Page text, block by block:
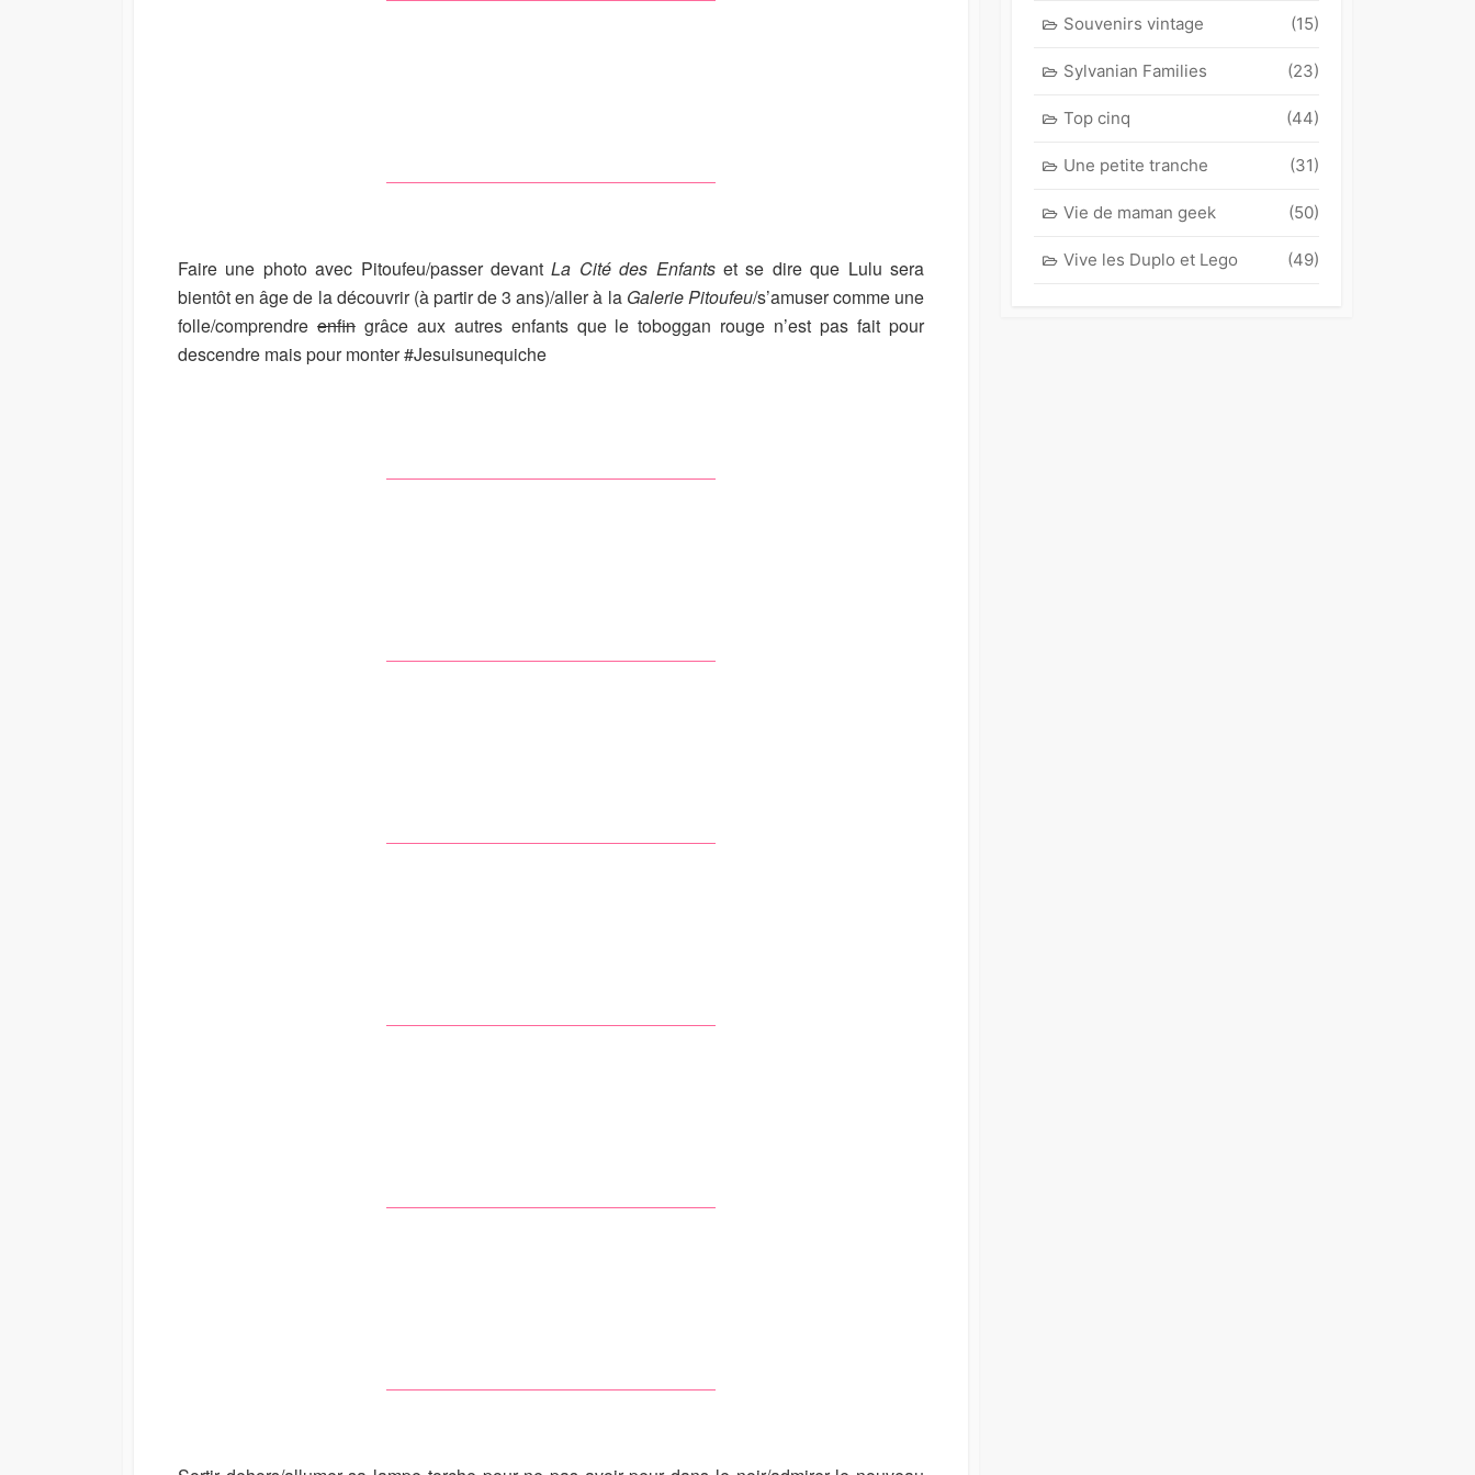
Faire une photo avec Pitoufeu/passer devantLa Cité des Enfantset se dire que Lulu sera
bientôt en âge de la découvrir (à partir de 3 ans)/aller à la Galerie Pitoufeu/s’amuser comme une
folle/comprendre enfingrâce aux autres enfants que le toboggan rouge n’est pas fait pour
descendre mais pour monter #Jesuisunequiche
Souvenirs vintage (15)
Sylvanian Families (23)
Top cinq (44)
Une petite tranche (31)
Vie de maman geek (50)
Vive les Duplo et Lego (49)